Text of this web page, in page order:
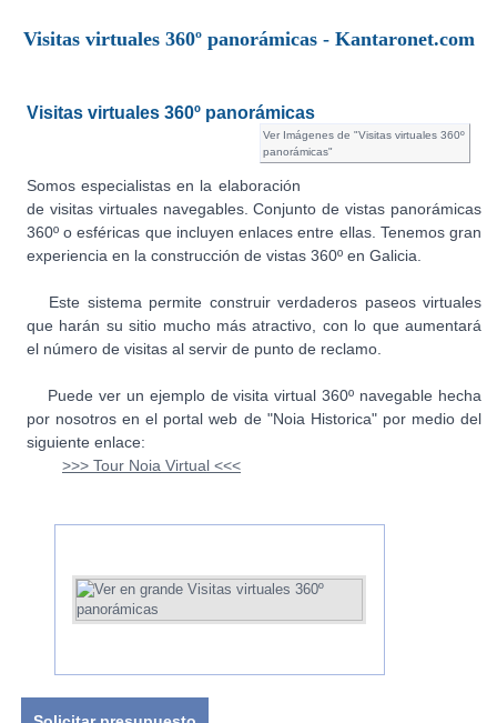
Visitas virtuales 360º panorámicas - Kantaronet.com
Visitas virtuales 360º panorámicas
Ver Imágenes de "Visitas virtuales 360º
panorámicas"
Somos especialistas en la elaboración
de visitas virtuales navegables. Conjunto de vistas panorámicas
360º o esféricas que incluyen enlaces entre ellas. Tenemos gran
experiencia en la construcción de vistas 360º en Galicia.
Este sistema permite construir verdaderos paseos virtuales
que harán su sitio mucho más atractivo, con lo que aumentará
el número de visitas al servir de punto de reclamo.
Puede ver un ejemplo de visita virtual 360º navegable hecha
por nosotros en el portal web de "Noia Historica" por medio del
siguiente enlace:
>>> Tour Noia Virtual <<<